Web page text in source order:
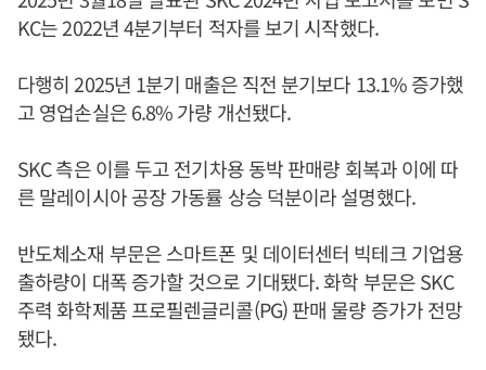
KC는 2022년 4분기부터 적자를 보기 시작했다.
다행히 2025년 1분기 매출은 직전 분기보다 13.1% 증가했
고 영업손실은 6.8% 가량 개선됐다.
SKC 측은 이를 두고 전기차용 동박 판매량 회복과 이에 따
른 말레이시아 공장 가동률 상승 덕분이라 설명했다.
반도체소재 부문은 스마트폰 및 데이터센터 빅테크 기업용
출하량이 대폭 증가할 것으로 기대됐다. 화학 부문은 SKC
주력 화학제품 프로필렌글리콜(PG) 판매 물량 증가가 전망
됐다.